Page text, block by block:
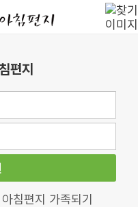
편지
아침편지 가족되기